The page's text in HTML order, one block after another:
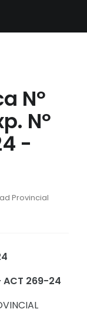
Nº
Nº
-
Provincial
ACT 269-24